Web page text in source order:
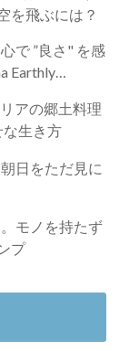
を飛ぶには？
で ”良さ" を感
Earthly
アの郷土料理
生き方
日をただ見に
モノを持たず
プ